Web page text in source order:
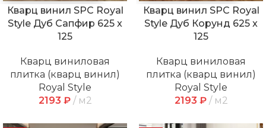
Кварц винил SPC Royal
Style Дуб Сапфир 625 x
125
Кварц виниловая
плитка (кварц винил)
Royal Style
2193 ₽ м2
Кварц винил SPC Royal
Style Дуб Корунд 625 x
125
Кварц виниловая
плитка (кварц винил)
Royal Style
2193 ₽ м2